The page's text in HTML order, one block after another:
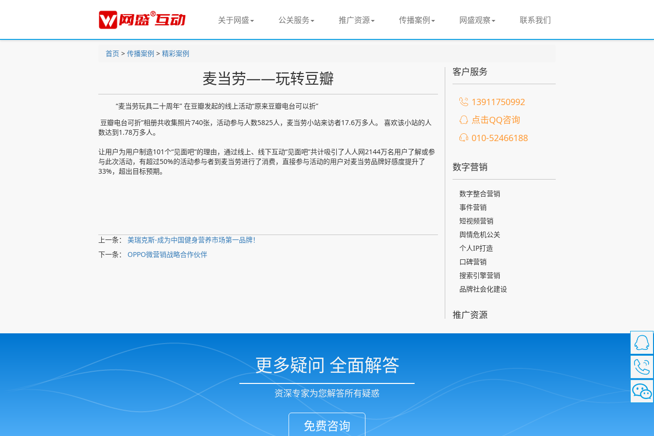
关于网盛 公关服务 推广资源 传播案例 网盛观察 联系我们
首页 > 传播案例 > 精彩案例
麦当劳——玩转豆瓣
“麦当劳玩具二十周年” 在豆瓣发起的线上活动“原来豆瓣电台可以折”
豆瓣电台可折”相册共收集照片740张，活动参与人数5825人，麦当劳小站来访者17.6万多人。 喜欢该小站的人
数达到1.78万多人。
让用户为用户制造101个“见面吧”的理由，通过线上、线下互动“见面吧”共计吸引了人人网2144万名用户了解或参
与此次活动，有超过50%的活动参与者到麦当劳进行了消费，直接参与活动的用户对麦当劳品牌好感度提升了
33%，超出目标预期。
上一条： 美瑞克斯-成为中国健身营养市场第一品牌！
下一条： OPPO微营销战略合作伙伴
客户服务
13911750992
点击QQ咨询
010-52466188
数字营销
数字整合营销
事件营销
短视频营销
舆情危机公关
个人IP打造
口碑营销
搜索引擎营销
品牌社会化建设
推广资源
更多疑问 全面解答
资深专家为您解答所有疑惑
免费咨询